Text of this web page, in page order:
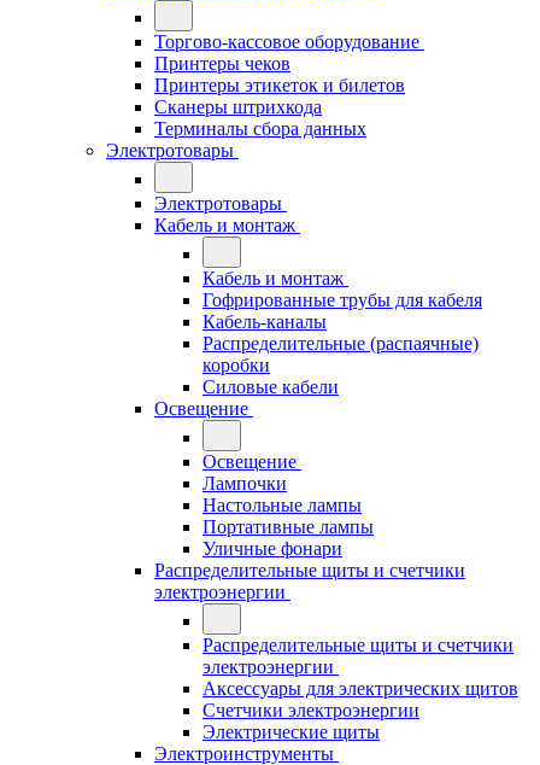
Торгово-кассовое оборудование
Принтеры чеков
Принтеры этикеток и билетов
Сканеры штрихкода
Терминалы сбора данных
Электротовары
Электротовары
Кабель и монтаж
Кабель и монтаж
Гофрированные трубы для кабеля
Кабель-каналы
Распределительные (распаячные)
коробки
Силовые кабели
Освещение
Освещение
Лампочки
Настольные лампы
Портативные лампы
Уличные фонари
Распределительные щиты и счетчики
электроэнергии
Распределительные щиты и счетчики
электроэнергии
Аксессуары для электрических щитов
Счетчики электроэнергии
Электрические щиты
Электроинструменты